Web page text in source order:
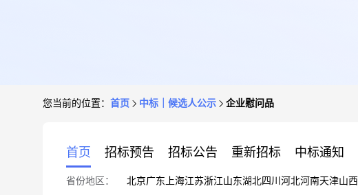
您当前的位置： 首页 中标｜候选人公示 企业慰问品
首页 招标预告 招标公告 重新招标 中标通知
省份地区： 北京广东 上海江苏浙江山东湖北四川 河北河南天津山西